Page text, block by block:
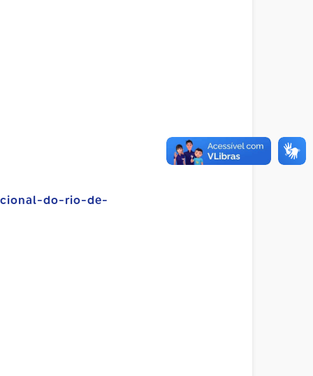
do-rio-de-